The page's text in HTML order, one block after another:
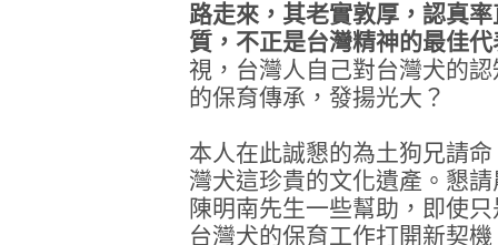
路走來，其老實敦厚，認真
質，不正是台灣精神的最佳
視，台灣人自己對台灣犬的
的保育傳承，發揚光大？
本人在此誠懇的為土狗兄請
灣犬這珍貴的文化遺產。懇
陳明南先生一些幫助，即使
台灣犬的保育工作打開新契